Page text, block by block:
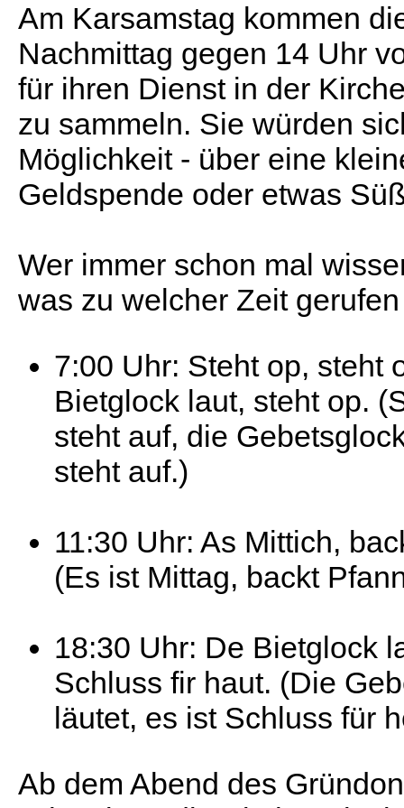
Am Karsamstag kommen
Nachmittag gegen 14 Uhr
für ihren Dienst in der
zu sammeln. Sie würden
Möglichkeit - über eine
Geldspende oder etwas
Wer immer schon mal
was zu welcher Zeit
7:00 Uhr: Steht op, steht
Bietglock laut, steht op.
steht auf, die
steht auf.)
11:30 Uhr: As Mittich,
(Es ist Mittag, backt
18:30 Uhr: De Bietglock
Schluss fir haut. (Die
läutet, es ist Schluss für
Ab dem Abend des